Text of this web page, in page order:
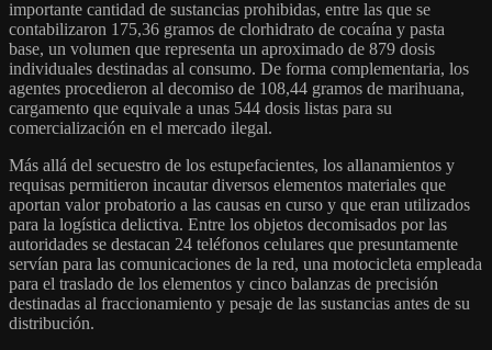
importante cantidad de sustancias prohibidas, entre las que se
contabilizaron 175,36 gramos de clorhidrato de cocaína y pasta
base, un volumen que representa un aproximado de 879 dosis
individuales destinadas al consumo. De forma complementaria, los
agentes procedieron al decomiso de 108,44 gramos de marihuana,
cargamento que equivale a unas 544 dosis listas para su
comercialización en el mercado ilegal.
Más allá del secuestro de los estupefacientes, los allanamientos y
requisas permitieron incautar diversos elementos materiales que
aportan valor probatorio a las causas en curso y que eran utilizados
para la logística delictiva. Entre los objetos decomisados por las
autoridades se destacan 24 teléfonos celulares que presuntamente
servían para las comunicaciones de la red, una motocicleta empleada
para el traslado de los elementos y cinco balanzas de precisión
destinadas al fraccionamiento y pesaje de las sustancias antes de su
distribución.